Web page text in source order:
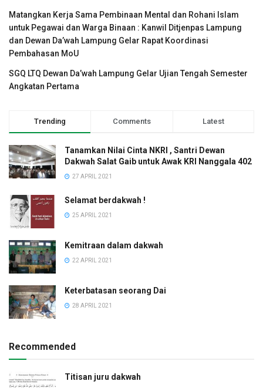
Matangkan Kerja Sama Pembinaan Mental dan Rohani Islam
untuk Pegawai dan Warga Binaan : Kanwil Ditjenpas Lampung
dan Dewan Da’wah Lampung Gelar Rapat Koordinasi
Pembahasan MoU
SGQ LTQ Dewan Da’wah Lampung Gelar Ujian Tengah Semester
Angkatan Pertama
Trending Comments Latest
Tanamkan Nilai Cinta NKRI , Santri Dewan
Dakwah Salat Gaib untuk Awak KRI Nanggala 402
27 APRIL 2021
Selamat berdakwah !
25 APRIL 2021
Kemitraan dalam dakwah
22 APRIL 2021
Keterbatasan seorang Dai
28 APRIL 2021
Recommended
Titisan juru dakwah